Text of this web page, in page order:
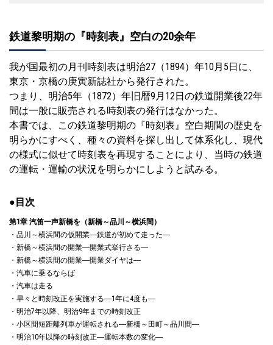
鉄道黎明期の『時刻表』空白の20余年
我が国最初の月刊時刻表は明治27（1894）年10月5日に、
東京・京橋の庚寅新誌社から発行された。
つまり、明治5年（1872）年旧暦9月12日の鉄道開業後22年
間は一般に販売される時刻表の発行はなかった。
本書では、この鉄道黎明期の『時刻表』空白期間の歴史を
明らかにすべく、種々の資料を探し出して体系化し、現代
の様式に似せて時刻表を再現することにより、当時の鉄道
の運転・運輸の状況を明らかにしようと試みる。
●目次
第1章 汽笛一声新橋を（新橋～品川～横浜間）
・品川～横浜間の仮開業―鉄道が初めて走った―
・新橋～横浜間の開業―開業式挙行さる―
・新橋～横浜間の開業―開業ダイヤは―
・汽車に乗るならば
・汽車は走る
・早々と時刻改正を実施する―1年に4度も―
・明治7年以降、明治9年までの時刻改正
・小区間短距離列車が運転される―新橋～田町～品川間―
・明治10年以降の時刻改正―運転本数の変化―